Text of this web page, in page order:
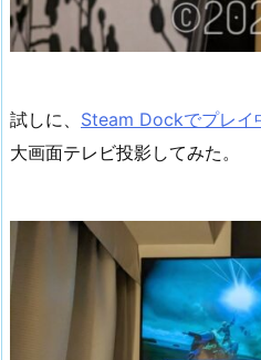
試しに、 Steam Dockでプレイ
大画面テレビ投影してみた。